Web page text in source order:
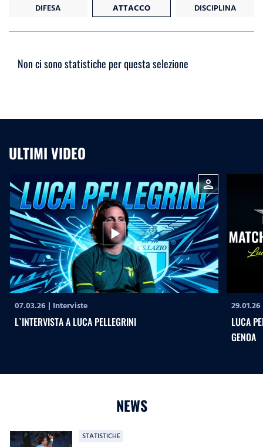
DIFESA ATTACCO DISCIPLINA
Non ci sono statistiche per questa selezione
ULTIMI VIDEO
person
play_arrow
07.03.26 | Interviste
L`INTERVISTA A LUCA PELLEGRINI
29.01.26
LUCA
GENOA
NEWS
STATISTICHE